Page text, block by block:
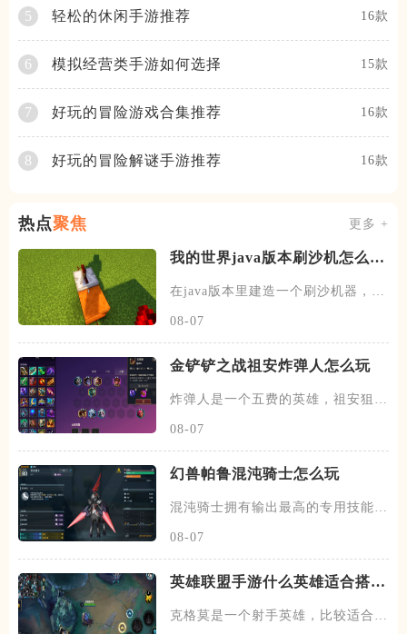
5 轻松的休闲手游推荐 16款
6 模拟经营类手游如何选择 15款
7 好玩的冒险游戏合集推荐 16款
8 好玩的冒险解谜手游推荐 16款
热点聚焦 更多 +
我的世界java版本刷沙机怎么建
在java版本里建造一个刷沙机器，首
08-07
金铲铲之战祖安炸弹人怎么玩
炸弹人是一个五费的英雄，祖安狙神
08-07
幻兽帕鲁混沌骑士怎么玩
混沌骑士拥有输出最高的专用技能双
08-07
英雄联盟手游什么英雄适合搭配
克格莫是一个射手英雄，比较适合走